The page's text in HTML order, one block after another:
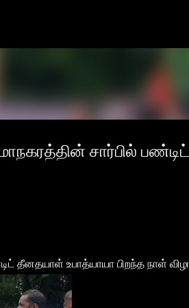
சார்பில் பண்டிட்
தீனதயாள் உபாத்யாயா பிறந்த நாள்